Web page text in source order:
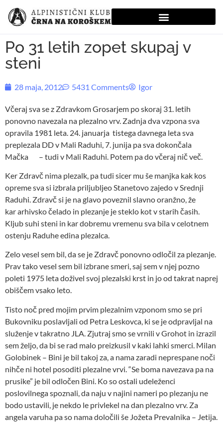
Po 31 letih zopet skupaj v
steni
28 maja, 2012 5431 Comments Igor
Včeraj sva se z Zdravkom Grosarjem po skoraj 31. letih
ponovno navezala na plezalno vrv. Zadnja dva vzpona sva
opravila 1981 leta. 24. januarja tistega davnega leta sva
preplezala DD v Mali Raduhi, 7. junija pa sva dokončala
Mačka – tudi v Mali Raduhi. Potem pa do včeraj nič več.
Ker Zdravč nima plezalk, pa tudi sicer mu še manjka kak kos
opreme sva si izbrala priljubljeo Stanetovo zajedo v Srednji
Raduhi. Zdravč si je na glavo poveznil slavno oranžno, že
kar arhivsko čelado in plezanje je steklo kot v starih časih.
Kljub suhi steni in kar dobremu vremenu sva bila v celotnem
ostenju Raduhe edina plezalca.
Zelo vesel sem bil, da se je Zdravč ponovno odločil za plezanje.
Prav tako vesel sem bil izbrane smeri, saj sem v njej pozno
poleti 1975 leta doživel svoj plezalski krst in jo od takrat naprej
obiščem vsako leto.
Tisto noč pred mojim prvim plezalnim vzponom smo se pri
Bukovniku poslavljali od Petra Leskovca, ki se je odpravljal na
služenje v takratno JLA. Zjutraj smo se vrnili v Grohot in izrazil
sem željo, da bi se rad malo preizkusil v kaki lahki smerci. Milan
Golobinek – Bini je bil takoj za, a nama zaradi neprespane noči
nihče ni hotel posoditi plezalne vrvi. “Se boma navezava pa na
prusike” je bil odločen Bini. Ko so ostali udeleženci
poslovilnega spoznali, da naju v najini nameri po plezanju ne
bodo ustavili, je nekdo le privlekel na dan plezalno vrv. Za
angela varuha pa so nama določili še Jožeta Prevalnika – Jetija.